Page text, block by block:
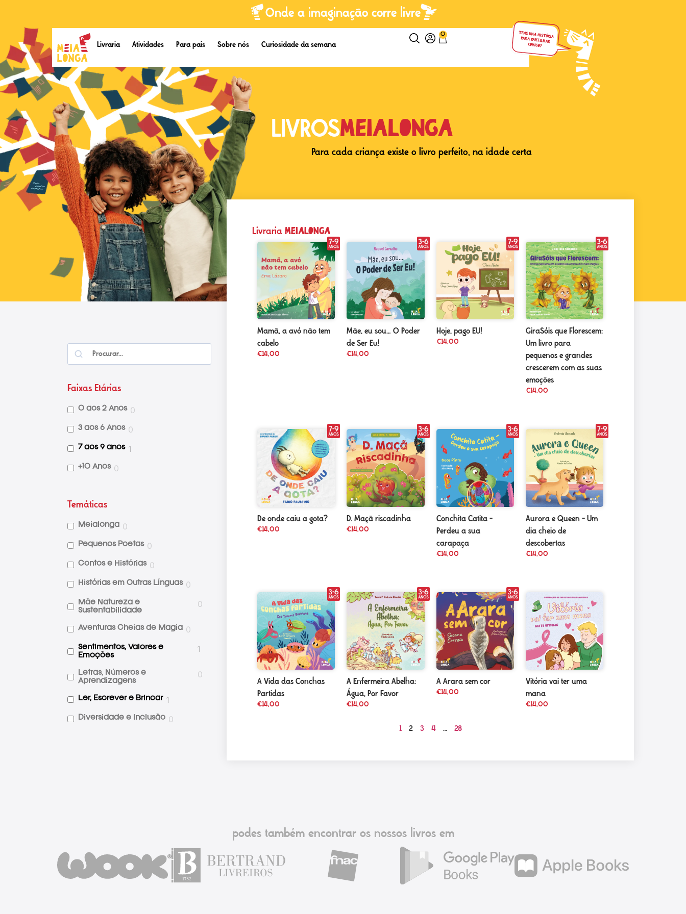
Onde a imaginação corre livre
Livraria Atividades Para pais Sobre nós Curiosidade da semana
0
LIVROSMeialonga
Para cada criança existe o livro perfeito, na idade certa
Faixas Etárias
0 aos 2 Anos 0
3 aos 6 Anos 0
7 aos 9 anos 1
+10 Anos 0
Temáticas
Meialonga 0
Pequenos Poetas 0
Contos e Histórias 0
Histórias em Outras Línguas 0
Mãe Natureza e
Sustentabilidade
0
Aventuras Cheias de Magia 0
Sentimentos, Valores e
Emoções
1
Letras, Números e
Aprendizagens
0
Ler, Escrever e Brincar 1
Diversidade e Inclusão 0
Livraria meialonga
Mamã, a avó não tem
cabelo
€14,00
Mãe, eu sou… O Poder
de Ser Eu!
€14,00
Hoje, pago EU!
€14,00
GiraSóis que Florescem:
Um livro para
pequenos e grandes
crescerem com as suas
emoções
€14,00
De onde caiu a gota?
€14,00
D. Maçã riscadinha
€14,00
Conchita Catita –
Perdeu a sua
carapaça
€14,00
Aurora e Queen – Um
dia cheio de
descobertas
€14,00
A Vida das Conchas
Partidas
€14,00
A Enfermeira Abelha:
Água, Por Favor
€14,00
A Arara sem cor
€14,00
Vitória vai ter uma
mana
€14,00
1 2 3 4 … 28
podes também encontrar os nossos livros em